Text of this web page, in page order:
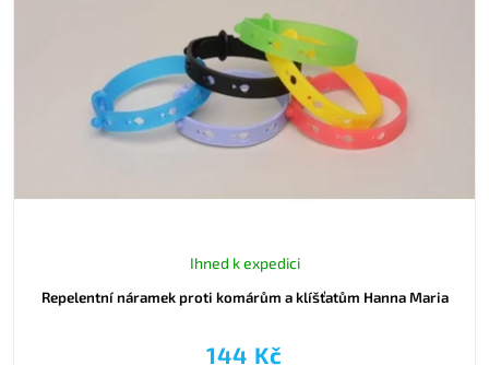
Repelentní náramek proti komárům a klíšťatům Hanna Maria
Ihned k expedici
144 Kč